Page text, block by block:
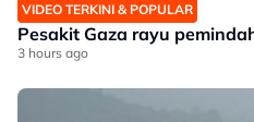
VIDEO TERKINI & POPULAR
Pesakit Gaza rayu
3 hours ago